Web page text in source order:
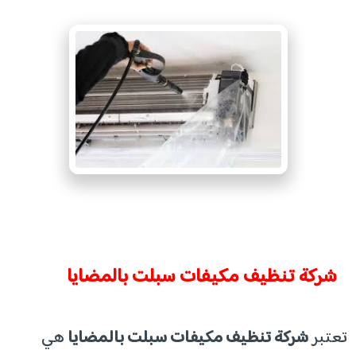
شركة تنظيف مكيفات سبلت بالمضايا
​تعتبرشركة تنظيف مكيفات سبلت بالمضاياهي